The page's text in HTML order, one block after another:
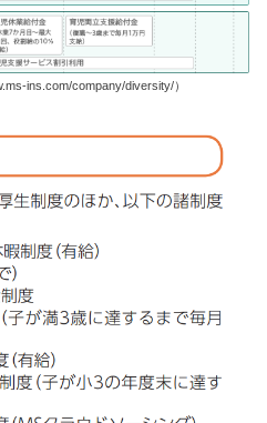
ins.com/company/diversity/）